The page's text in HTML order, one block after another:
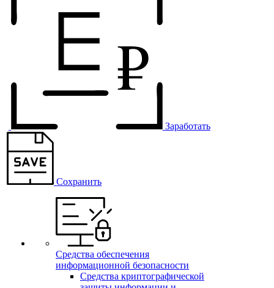
Заработать
Сохранить
Средства обеспечения
информационной безопасности
Средства криптографической